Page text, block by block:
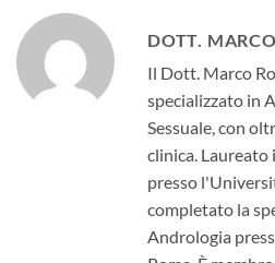
DOTT.
Il Dott. Marco
specializzato in
Sessuale, con
clinica. Laureato
presso
completato la
Andrologia